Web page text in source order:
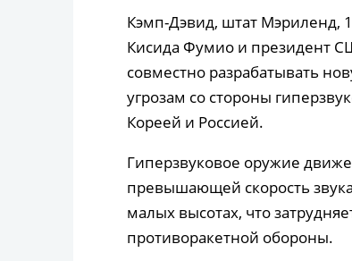
Кэмп-Дэвид, штат Мэриленд,
Кисида Фумио и президент
совместно разрабатывать
угрозам со стороны
Кореей и Россией.
Гиперзвуковое оружие
превышающей скорость
малых высотах, что
противоракетной обороны.